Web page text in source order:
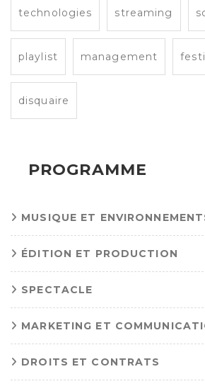
technologies streaming
playlist management
disquaire
PROGRAMME
MUSIQUE ET
ÉDITION ET PRODUCTION
SPECTACLE
MARKETING ET
DROITS ET CONTRATS